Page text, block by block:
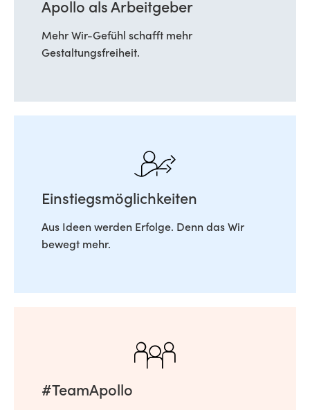
Apollo als Arbeitgeber
Mehr Wir-Gefühl schafft mehr
Gestaltungsfreiheit.
Einstiegsmöglichkeiten
Aus Ideen werden Erfolge. Denn das Wir
bewegt mehr.
#TeamApollo